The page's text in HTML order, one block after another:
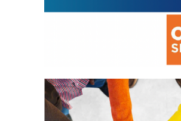
La prévention des conflits
d’intérêts
18 septembre 2023